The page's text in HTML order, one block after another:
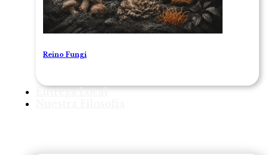
Reino Fungi
Entrega Local